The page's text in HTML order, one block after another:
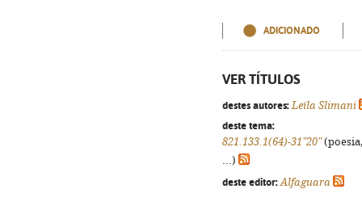
ADICIONADO
VER TÍTULOS
destes autores: Leïla Slimani
deste tema:
821.133.1(64)-31"20"
...)
deste editor: Alfaguara